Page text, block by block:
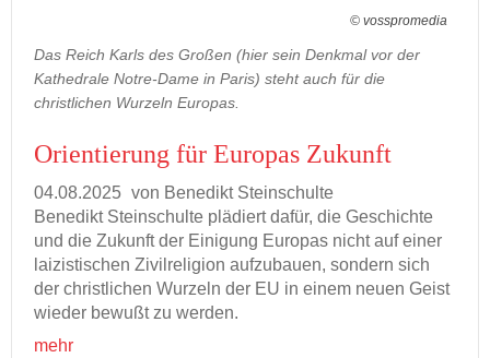
© vosspromedia
Das Reich Karls des Großen (hier sein Denkmal vor der
Kathedrale Notre-Dame in Paris) steht auch für die
christlichen Wurzeln Europas.
Ori­en­tie­rung für Eu­ro­pas Zu­kunft
04.08.2025 von Be­ne­dikt Stein­schul­te
Be­ne­dikt Stein­schul­te plä­diert dafür, die Ge­schich­te
und die Zu­kunft der Ei­ni­gung Eu­ro­pas nicht auf einer
lai­zis­ti­schen Zi­vil­re­li­gi­on auf­zu­bau­en, son­dern sich
der christ­li­chen Wur­zeln der EU in einem neuen Geist
wie­der be­wußt zu wer­den.
mehr